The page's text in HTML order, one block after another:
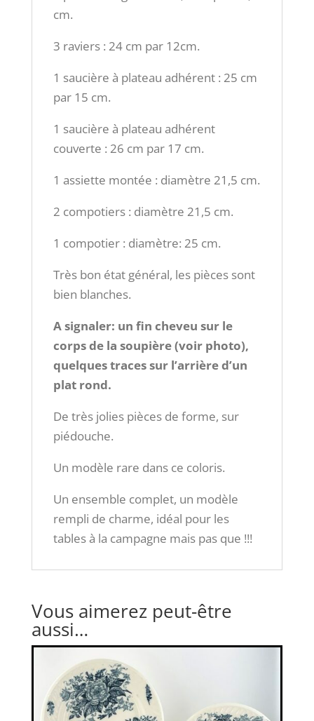
cm.
3 raviers : 24 cm par 12cm.
1 saucière à plateau adhérent : 25 cm
par 15 cm.
1 saucière à plateau adhérent
couverte : 26 cm par 17 cm.
1 assiette montée : diamètre 21,5 cm.
2 compotiers : diamètre 21,5 cm.
1 compotier : diamètre: 25 cm.
Très bon état général, les pièces sont
bien blanches.
A signaler: un fin cheveu sur le
corps de la soupière (voir photo),
quelques traces sur l’arrière d’un
plat rond.
De très jolies pièces de forme, sur
piédouche.
Un modèle rare dans ce coloris.
Un ensemble complet, un modèle
rempli de charme, idéal pour les
tables à la campagne mais pas que !!!
Vous aimerez peut-être
aussi…